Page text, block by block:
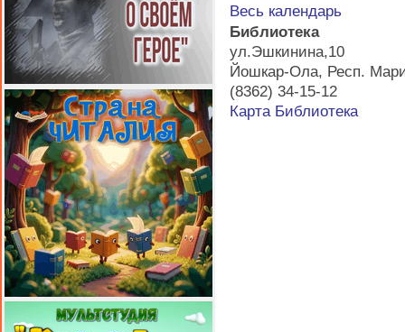
Весь календарь
Библиотека
ул.Эшкинина,10
Йошкар-Ола, Респ.
(8362) 34-15-12
Карта Библиотека